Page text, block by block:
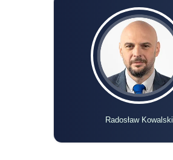
Radosław Kowalski